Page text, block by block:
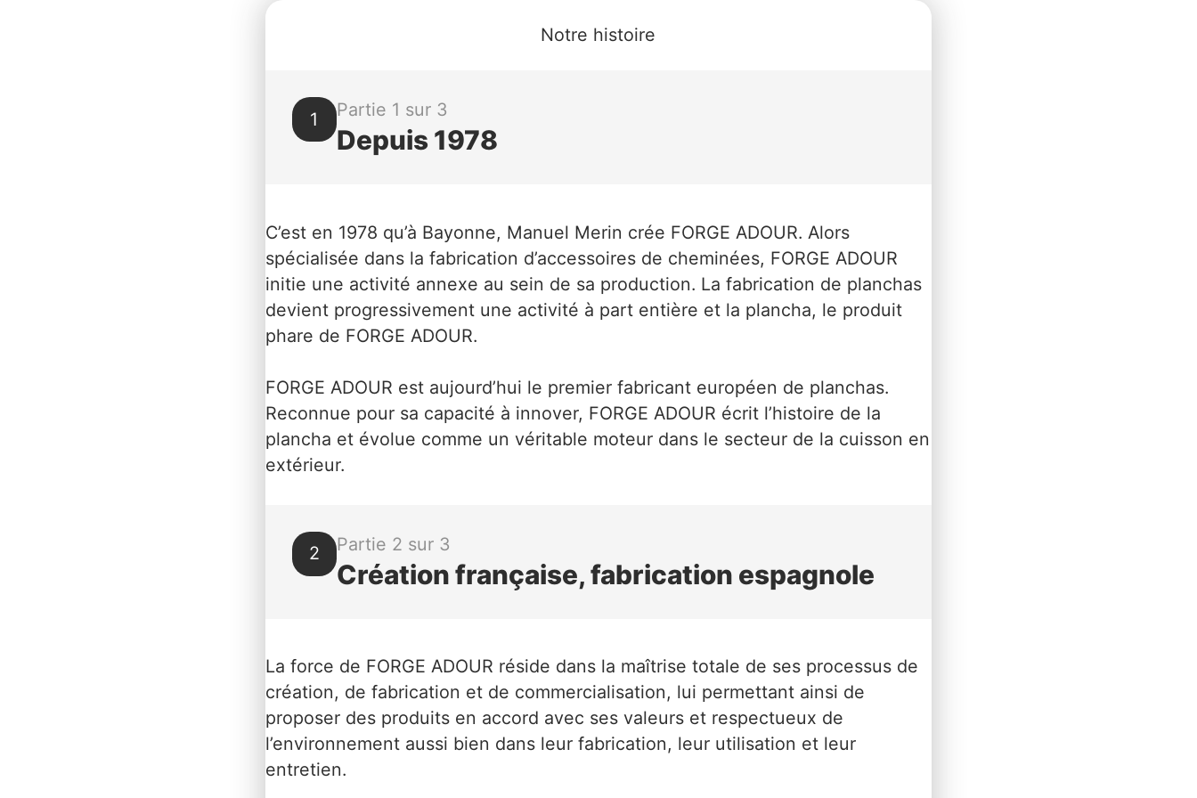
Notre histoire
1 Partie 1 sur 3
Depuis 1978
C’est en 1978 qu’à Bayonne, Manuel Merin crée FORGE ADOUR. Alors
spécialisée dans la fabrication d’accessoires de cheminées, FORGE ADOUR
initie une activité annexe au sein de sa production. La fabrication de planchas
devient progressivement une activité à part entière et la plancha, le produit
phare de FORGE ADOUR.
FORGE ADOUR est aujourd’hui le premier fabricant européen de planchas.
Reconnue pour sa capacité à innover, FORGE ADOUR écrit l’histoire de la
plancha et évolue comme un véritable moteur dans le secteur de la cuisson en
extérieur.
2 Partie 2 sur 3
Création française, fabrication espagnole
La force de FORGE ADOUR réside dans la maîtrise totale de ses processus de
création, de fabrication et de commercialisation, lui permettant ainsi de
proposer des produits en accord avec ses valeurs et respectueux de
l’environnement aussi bien dans leur fabrication, leur utilisation et leur
entretien.